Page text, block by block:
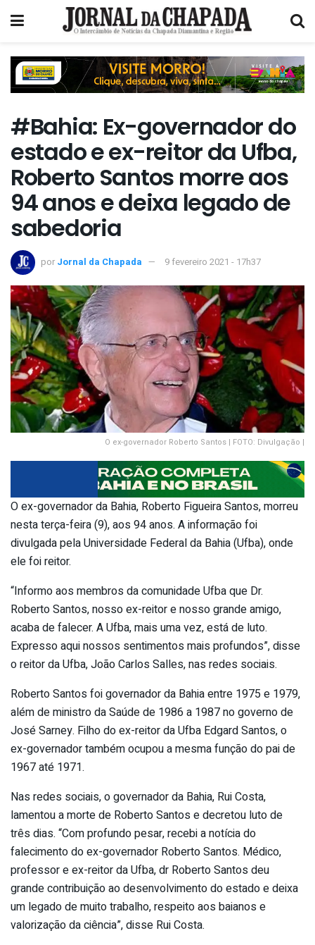
#Bahia: Ex-governador do
estado e ex-reitor da Ufba,
Roberto Santos morre aos
94 anos e deixa legado de
sabedoria
por Jornal da Chapada 9 fevereiro 2021 - 17h37
O ex-governador Roberto Santos | FOTO: Divulgação |
O ex-governador da Bahia, Roberto Figueira Santos, morreu
nesta terça-feira (9), aos 94 anos. A informação foi
divulgada pela Universidade Federal da Bahia (Ufba), onde
ele foi reitor.
“Informo aos membros da comunidade Ufba que Dr.
Roberto Santos, nosso ex-reitor e nosso grande amigo,
acaba de falecer. A Ufba, mais uma vez, está de luto.
Expresso aqui nossos sentimentos mais profundos”, disse
o reitor da Ufba, João Carlos Salles, nas redes sociais.
Roberto Santos foi governador da Bahia entre 1975 e 1979,
além de ministro da Saúde de 1986 a 1987 no governo de
José Sarney. Filho do ex-reitor da Ufba Edgard Santos, o
ex-governador também ocupou a mesma função do pai de
1967 até 1971.
Nas redes sociais, o governador da Bahia, Rui Costa,
lamentou a morte de Roberto Santos e decretou luto de
três dias. “Com profundo pesar, recebi a notícia do
falecimento do ex-governador Roberto Santos. Médico,
professor e ex-reitor da Ufba, dr Roberto Santos deu
grande contribuição ao desenvolvimento do estado e deixa
um legado de muito trabalho, respeito aos baianos e
valorização da ciência”, disse Rui Costa.